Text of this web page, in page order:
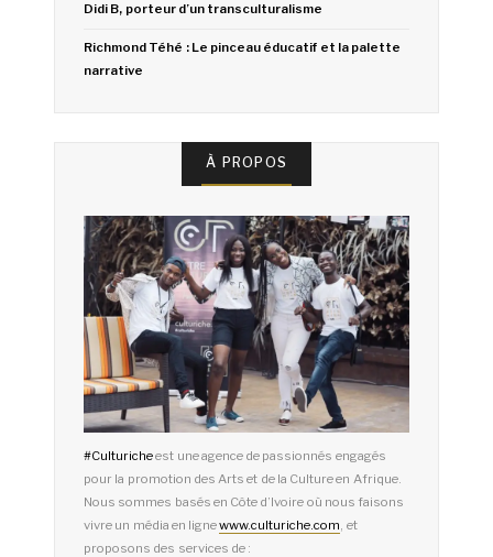
Didi B, porteur d’un transculturalisme
Richmond Téhé : Le pinceau éducatif et la palette
narrative
À PROPOS
#Culturicheest une agence de passionnés engagés
pour la promotion des Arts et de la Culture en Afrique.
Nous sommes basés en Côte d’Ivoire où nous faisons
vivre un média en lignewww.culturiche.com, et
proposons des services de :